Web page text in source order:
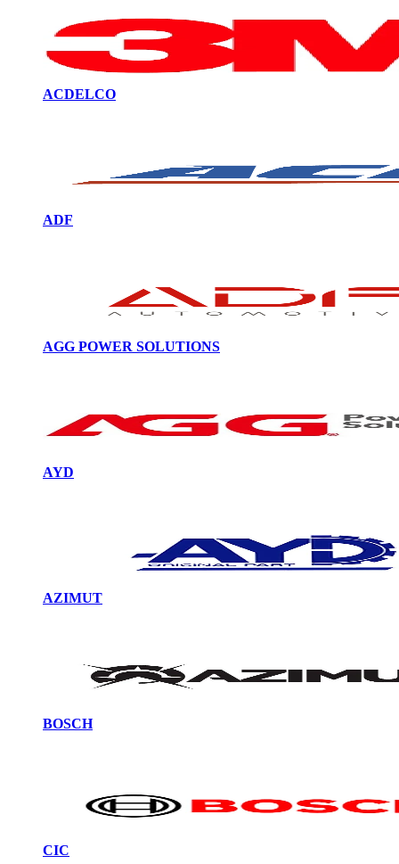
ACDELCO
ADF
AGG POWER SOLUTIONS
AYD
AZIMUT
BOSCH
CIC